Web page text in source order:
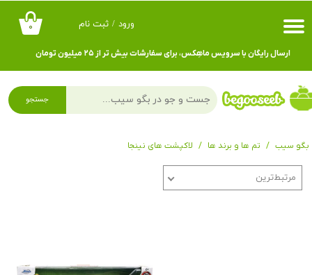
۰ ورود / ثبت نام
حساب کاربری من
تغییر گذر واژه
سفارشات
ارسال رایگان با سرویس ماهِکس، برای سفارشات بیش تر از ۲۵ میلیون تومان
جستجو
بگو سیب تم ها و برند ها لاکپشت های نینجا
مرتبط‌ترین